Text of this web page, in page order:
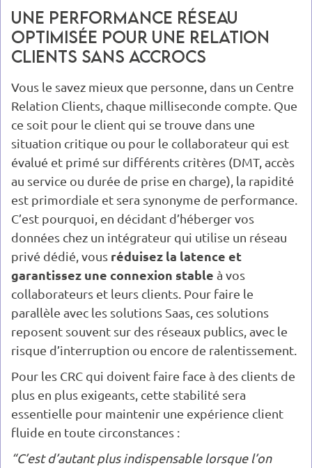
Une performance réseau
optimisée pour une relation
clients sans accrocs
Vous le savez mieux que personne, dans un Centre
Relation Clients, chaque milliseconde compte. Que
ce soit pour le client qui se trouve dans une
situation critique ou pour le collaborateur qui est
évalué et primé sur différents critères (DMT, accès
au service ou durée de prise en charge), la rapidité
est primordiale et sera synonyme de performance.
C’est pourquoi, en décidant d’héberger vos
données chez un intégrateur qui utilise un réseau
privé dédié, vous réduisez la latence et
garantissez une connexion stable à vos
collaborateurs et leurs clients. Pour faire le
parallèle avec les solutions Saas, ces solutions
reposent souvent sur des réseaux publics, avec le
risque d’interruption ou encore de ralentissement.
Pour les CRC qui doivent faire face à des clients de
plus en plus exigeants, cette stabilité sera
essentielle pour maintenir une expérience client
fluide en toute circonstances :
“C’est d’autant plus indispensable lorsque l’on